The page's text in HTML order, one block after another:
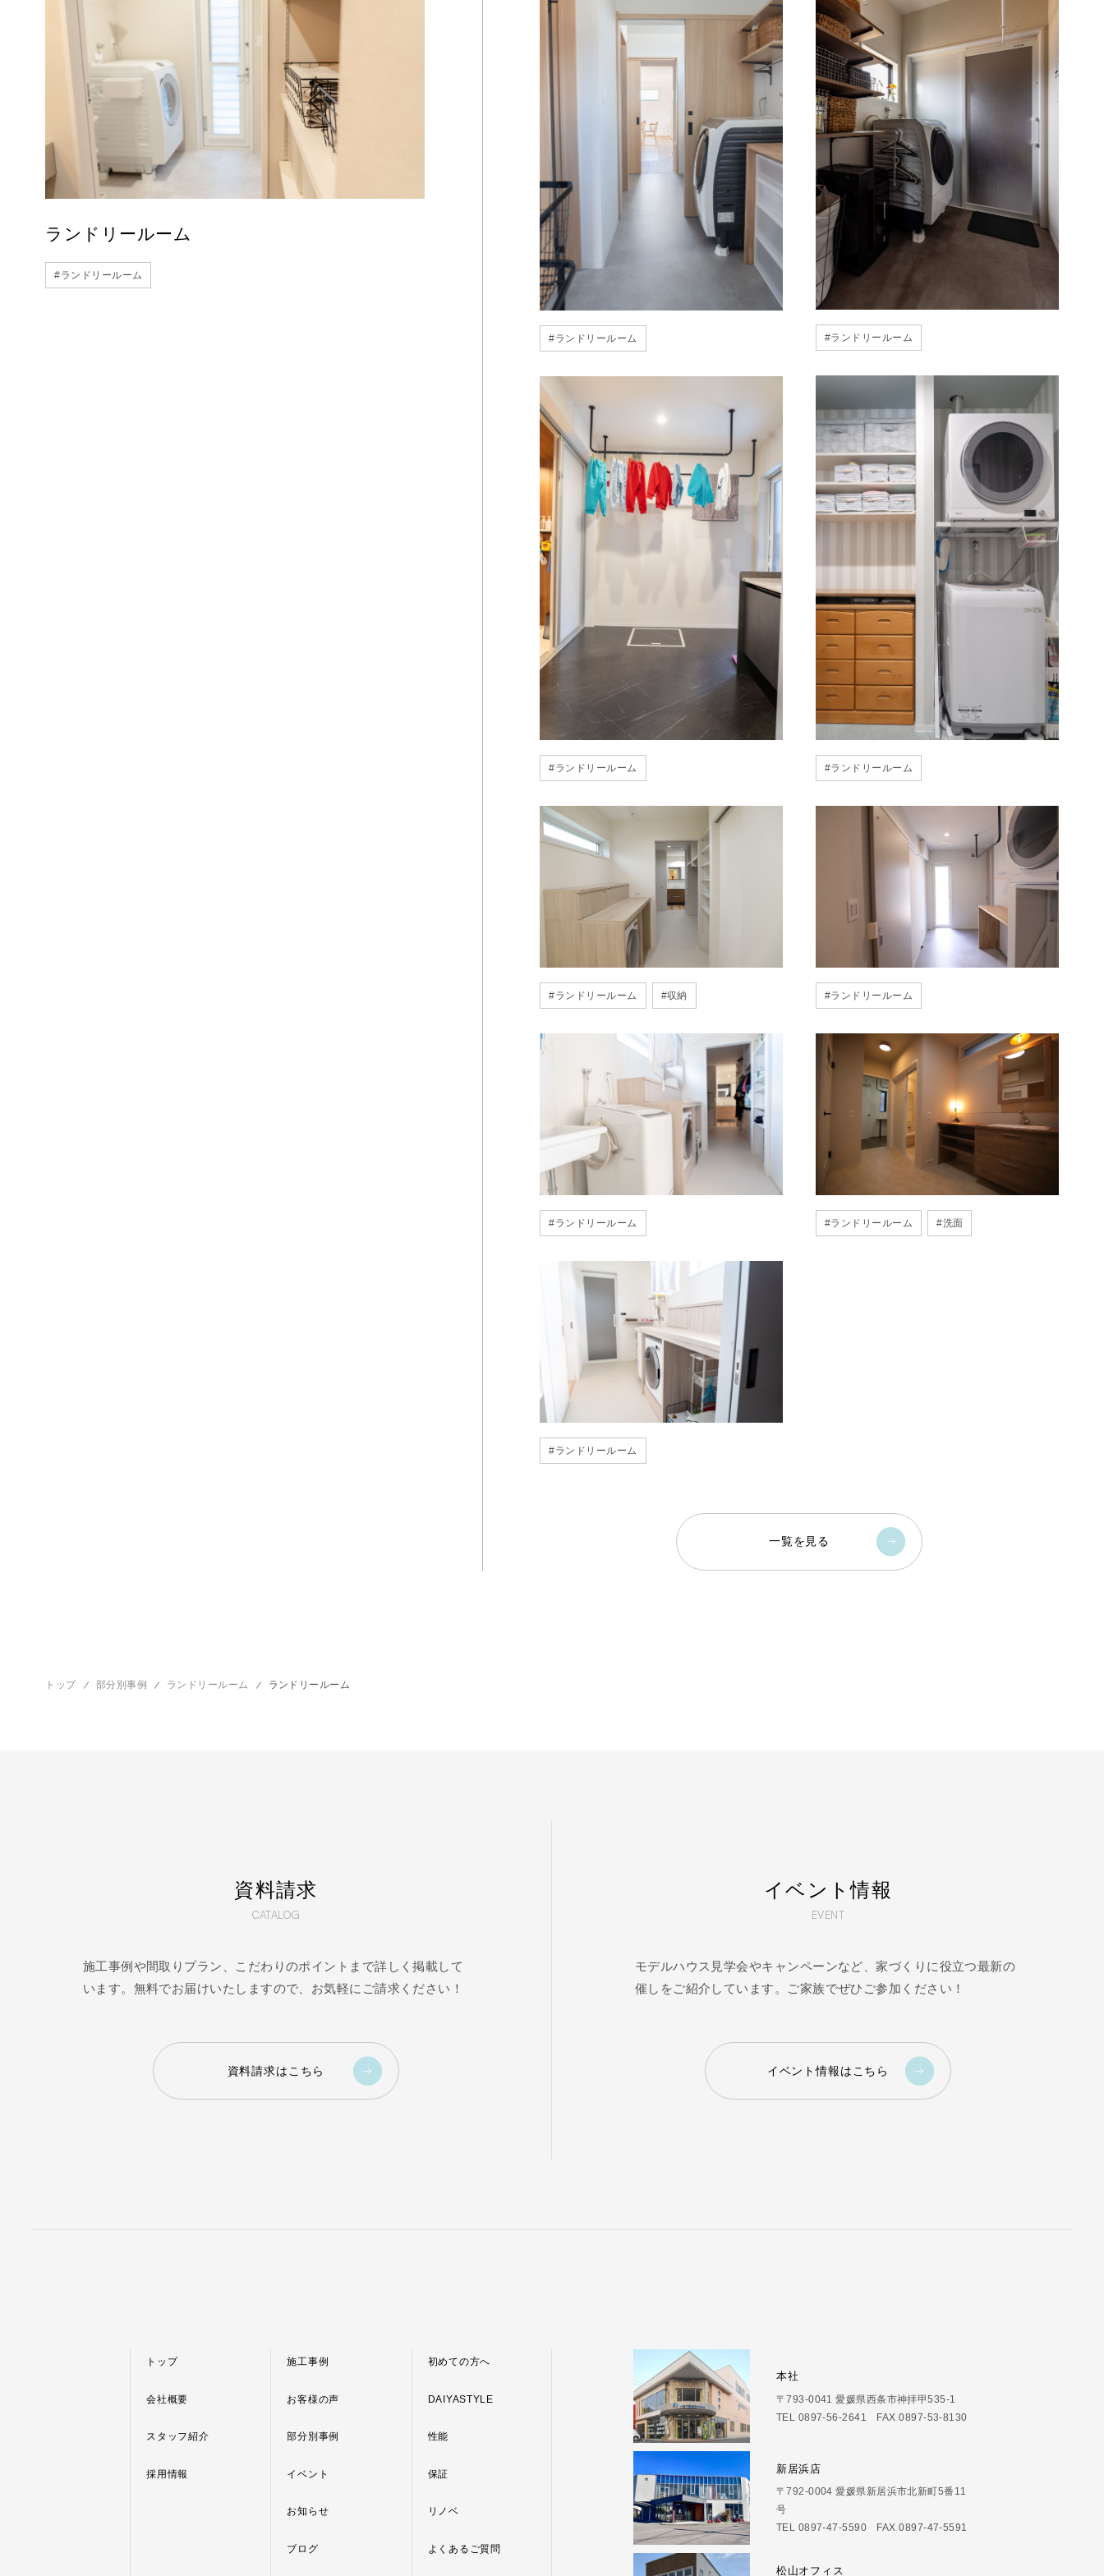
ランドリールーム
#ランドリールーム
#ランドリールーム
#ランドリールーム
#ランドリールーム #収納
#ランドリールーム
#ランドリールーム
#ランドリールーム
#ランドリールーム
#ランドリールーム
#ランドリールーム #洗面
一覧を見る
トップ 部分別事例 ランドリールーム ランドリールーム
資料請求
CATALOG
施工事例や間取りプラン、こだわりのポイントまで詳しく掲載して
います。無料でお届けいたしますので、お気軽にご請求ください！
資料請求はこちら
イベント情報
EVENT
モデルハウス見学会やキャンペーンなど、家づくりに役立つ最新の
催しをご紹介しています。ご家族でぜひご参加ください！
イベント情報はこちら
トップ
会社概要
スタッフ紹介
採用情報
施工事例
お客様の声
部分別事例
イベント
お知らせ
ブログ
初めての方へ
DAIYASTYLE
性能
保証
リノベ
よくあるご質問
本社
〒793-0041 愛媛県西条市神拝甲535-1
TEL 0897-56-2641 FAX 0897-53-8130
新居浜店
〒792-0004 愛媛県新居浜市北新町5番11
号
TEL 0897-47-5590 FAX 0897-47-5591
松山オフィス